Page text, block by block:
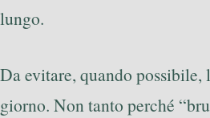
lungo.
Da evitare, quando
giorno. Non tanto perché